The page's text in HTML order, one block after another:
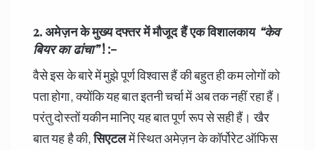
2. अमेज़न के मुख्य दफ्तर में मौजूद हैं एक विशालकाय “केव
बियर का ढांचा”! :-
वैसे इस के बारे में मुझे पूर्ण विश्वास हैं की बहुत ही कम लोगों को
पता होगा, क्योंकि यह बात इतनी चर्चा में अब तक नहीं रहा हैं।
परंतु दोस्तों यकीन मानिए यह बात पूर्ण रूप से सही हैं। खैर
बात यह है की,सिएटलमें स्थित अमेज़न के कॉर्पोरेट ऑफिस